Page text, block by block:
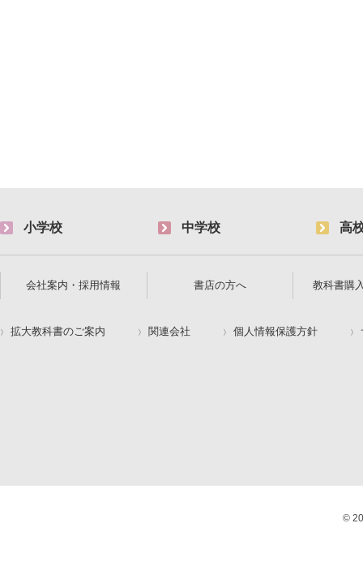
小学校 中学校 高
会社案内・採用情報 書店の方へ 教科書購
拡大教科書のご案内 関連会社 個人情報保護方針
©